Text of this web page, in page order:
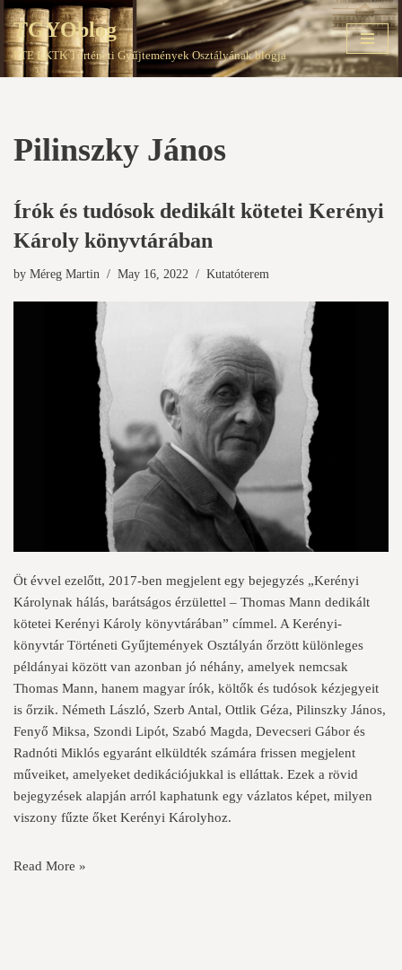
Skip
to
TGYOblog
PTE EKTK Történeti Gyűjtemények Osztályának blogja
Pilinszky János
Írók és tudósok dedikált kötetei Kerényi
Károly könyvtárában
by Méreg Martin May 16, 2022 Kutatóterem
Öt évvel ezelőtt, 2017-ben megjelent egy bejegyzés „Kerényi
Károlynak hálás, barátságos érzülettel – Thomas Mann dedikált
kötetei Kerényi Károly könyvtárában” címmel. A Kerényi-
könyvtár Történeti Gyűjtemények Osztályán őrzött különleges
példányai között van azonban jó néhány, amelyek nemcsak
Thomas Mann, hanem magyar írók, költők és tudósok kézjegyeit
is őrzik. Németh László, Szerb Antal, Ottlik Géza, Pilinszky János,
Fenyő Miksa, Szondi Lipót, Szabó Magda, Devecseri Gábor és
Radnóti Miklós egyaránt elküldték számára frissen megjelent
műveiket, amelyeket dedikációjukkal is elláttak. Ezek a rövid
bejegyzések alapján arról kaphatunk egy vázlatos képet, milyen
viszony fűzte őket Kerényi Károlyhoz.
Read More »